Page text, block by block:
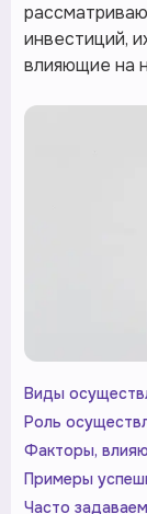
инвестиций,
влияющие на
Виды
Роль
Факторы,
Примеры
Часто